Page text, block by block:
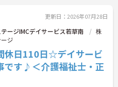
更新日：2026年07月28日
ージIMCデイサービス若草南
株
ジ
休日110日☆デイサービ
です♪＜介護福祉士・正